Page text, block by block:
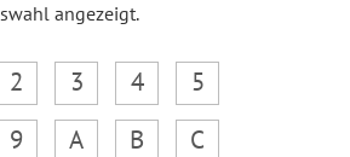
angezeigt.
2 3 4
5
9 A B
C